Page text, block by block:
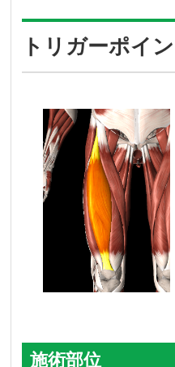
トリガーポイ
施術部位